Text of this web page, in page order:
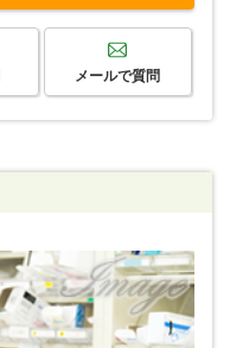
メールで質問